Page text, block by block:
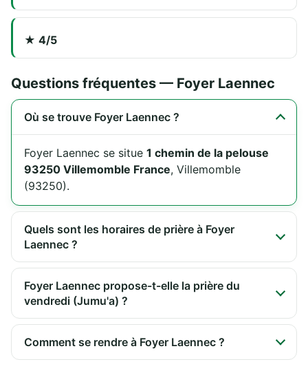
★ 4/5
Questions fréquentes — Foyer Laennec
Où se trouve Foyer Laennec ?
Foyer Laennec se situe 1 chemin de la pelouse
93250 Villemomble France, Villemomble
(93250).
Quels sont les horaires de prière à Foyer
Laennec ?
Foyer Laennec propose-t-elle la prière du
vendredi (Jumu'a) ?
Comment se rendre à Foyer Laennec ?